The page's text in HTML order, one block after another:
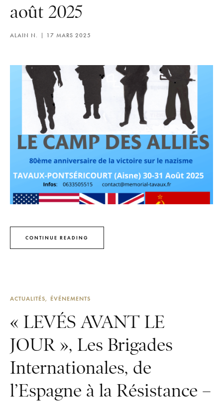
août 2025
ALAIN N. 17 MARS 2025
CONTINUE READING
ACTUALITÉS ÉVÉNEMENTS
« LEVÉS AVANT LE
JOUR », Les Brigades
Internationales, de
l’Espagne à la Résistance –